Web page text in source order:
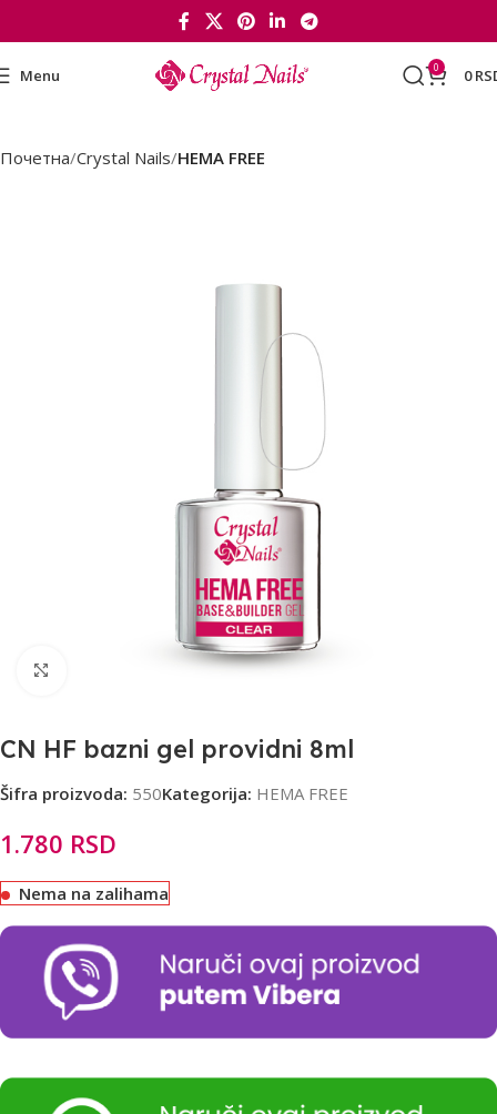
Menu 0 0
Почетна Crystal Nails HEMA FREE
CN HF bazni gel providni 8ml
Šifra proizvoda: 550Kategorija: HEMA FREE
1.780 RSD
Nema na zalihama